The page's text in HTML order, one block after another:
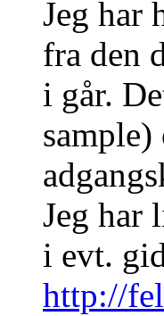
Jeg har
fra den
i går.
sample)
Jeg har
i evt.
http://